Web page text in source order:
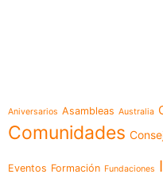
Aniversarios Asambleas Australia
Comunidades
Eventos Formación Fundaciones